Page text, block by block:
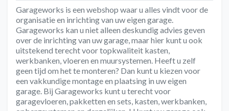
Garageworks is een webshop waar u alles vindt voor de
organisatie en inrichting van uw eigen garage.
Garageworks kan u niet alleen deskundig advies geven
over de inrichting van uw garage, maar hier kunt u ook
uitstekend terecht voor topkwaliteit kasten,
werkbanken, vloeren en muursystemen. Heeft u zelf
geen tijd om het te monteren? Dan kunt u kiezen voor
een vakkundige montage en plaatsing in uw eigen
garage. Bij Garageworks kunt u terecht voor
garagevloeren, pakketten en sets, kasten, werkbanken,